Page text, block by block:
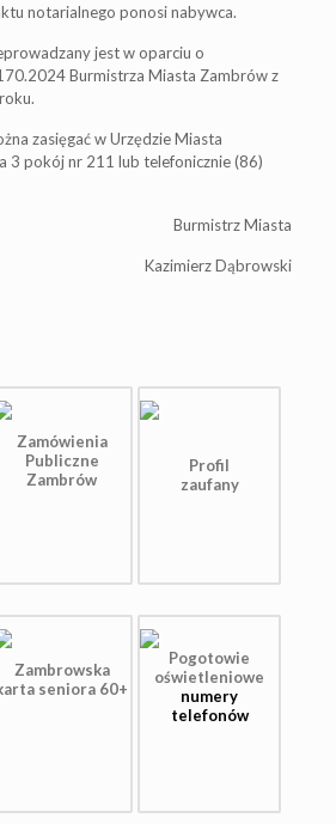
notarialnego ponosi nabywca.
jest w oparciu o
Burmistrza Miasta Zambrów z
zasięgać w Urzędzie Miasta
3 pokój nr 211 lub telefonicznie (86)
Burmistrz Miasta
Kazimierz Dąbrowski
Zamówienia
Publiczne
Zambrów
Profil
zaufany
Zambrowska
seniora 60+
Pogotowie
oświetleniowe
numery
telefonów